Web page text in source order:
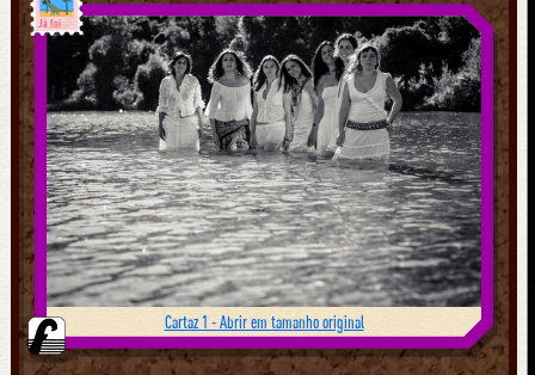
Já foi
Cartaz 1 - Abrir em tamanho original